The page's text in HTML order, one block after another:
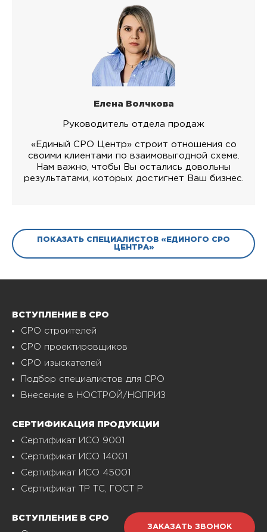
Елена Волчкова
Руководитель отдела продаж
«Единый СРО Центр» строит отношения со
своими клиентами по взаимовыгодной схеме.
Нам важно, чтобы Вы остались довольны
результатами, которых достигнет Ваш бизнес.
ПОКАЗАТЬ СПЕЦИАЛИСТОВ «ЕДИНОГО СРО
ЦЕНТРА»
ВСТУПЛЕНИЕ В СРО
СРО строителей
СРО проектировщиков
СРО изыскателей
Подбор специалистов для СРО
Внесение в НОСТРОЙ/НОПРИЗ
СЕРТИФИКАЦИЯ ПРОДУКЦИИ
Сертификат ИСО 9001
Сертификат ИСО 14001
Сертификат ИСО 45001
Сертификат ТР ТС, ГОСТ Р
ВСТУПЛЕНИЕ В СРО
ЗАКАЗАТЬ ЗВОНОК